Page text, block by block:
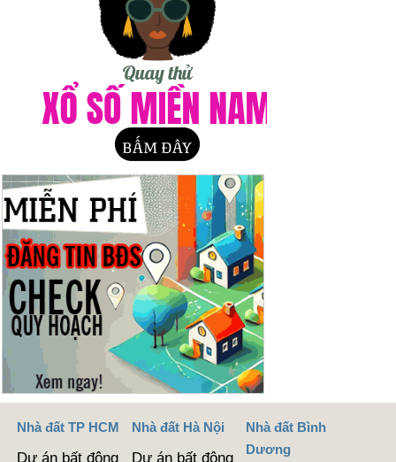
Nhà đất TP HCM
Dự án bất động
Nhà đất Hà Nội
Dự án bất động
Nhà đất Bình
Dương